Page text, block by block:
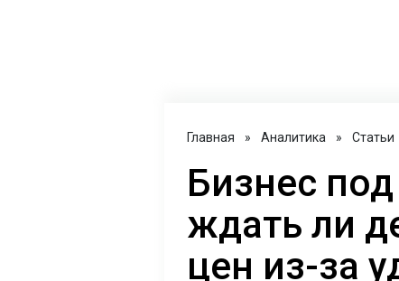
Главная » Аналитика » Статьи
Бизнес
ждать ли
цен из-за